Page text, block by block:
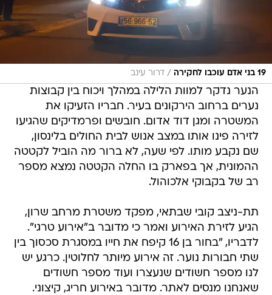
19 בני אדם עוכבו לחקירה / דרור עינב
הנער נדקר למוות הלילה במהלך ויכוח בין קבוצות
נערים ברחוב הירקונים בעיר. חבריו הזעיקו את
המשטרה ומגן דוד אדום. חובשים ופרמדיקים שהגיעו
לזירה פינו אותו במצב אנוש לבית החולים בלינסון,
שם נקבע מותו. לפי שעה, לא ברור מה הוביל לקטטה
ההמונית, אך בפארק בו החלה הקטטה נמצא מספר
רב של בקבוקי אלכוהול.
תת-ניצב קובי שבתאי, מפקד משטרת מרחב שרון,
הגיע לזירת האירוע ואמר כי מדובר ב"אירוע טרגי".
לדבריו, "בחור בן 16 קיפח את חייו במסגרת סכסוך בין
שתי חבורות נוער. זה אירוע מיותר לחלוטין. כרגע יש
לנו מספר חשודים שנעצרו ועוד מספר חשודים
שאנחנו מנסים לאתר. מדובר באירוע חריג, קיצוני.